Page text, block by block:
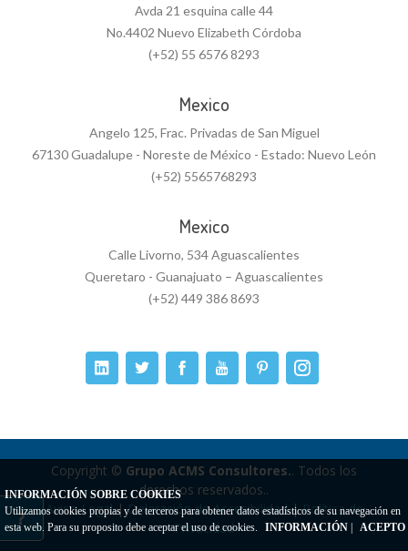
Avda 21 esquina calle 44
No.4402 Nuevo Elizabeth Córdoba
(+52) 55 6576 8293
Mexico
Angelo 125, Frac. Privadas de San Miguel
67130 Guadalupe - Noreste de México - Estado: Nuevo León
(+52) 5565768293
Mexico
Calle Livorno, 534 Aguascalientes
Queretaro - Guanajuato – Aguascalientes
(+52) 449 386 8693
Copyright © Grupo ACMS Consultores.. Todos los
derechos reservados..
Aviso Legal|Delaración de Accesibilidad|Política de
Privacidad
INFORMACIÓN SOBRE COOKIES
Utilizamos cookies propias y de terceros para obtener datos estadísticos de su navegación en
esta web. Para su proposito debe aceptar el uso de cookies.
INFORMACIÓN ACEPTO